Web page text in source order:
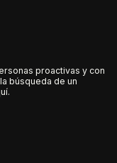
proactivas y con
búsqueda de un